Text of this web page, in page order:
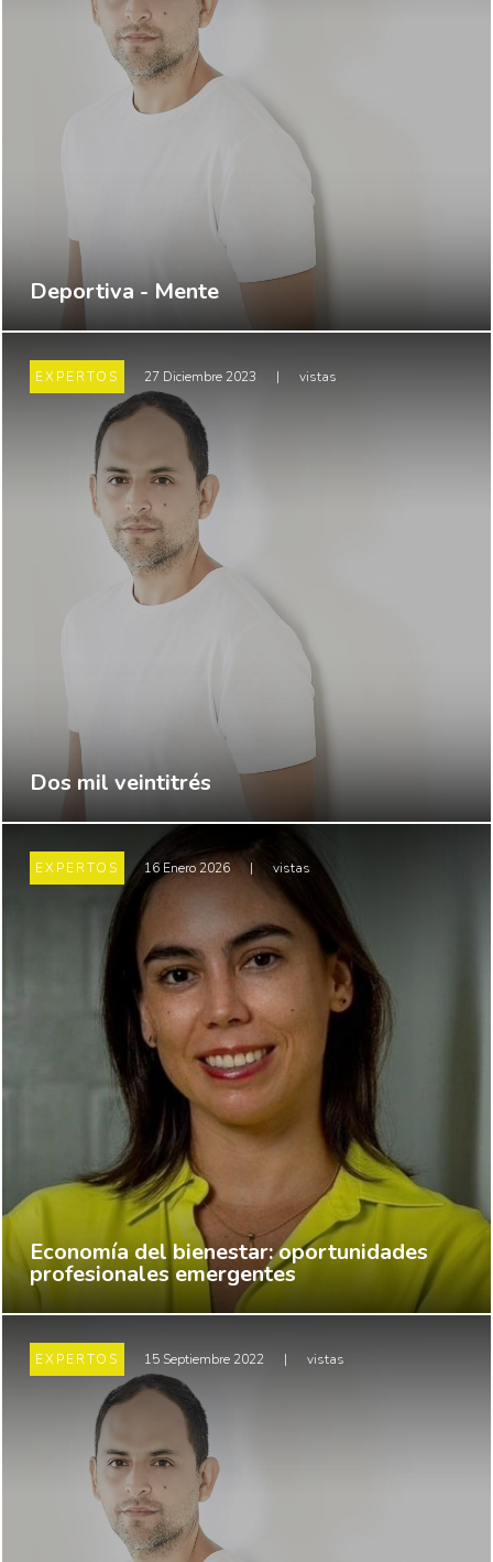
Deportiva - Mente
EXPERTOS 27 Diciembre 2023 | vistas
Dos mil veintitrés
EXPERTOS 16 Enero 2026 | vistas
Economía del bienestar: oportunidades
profesionales emergentes
EXPERTOS 15 Septiembre 2022 | vistas